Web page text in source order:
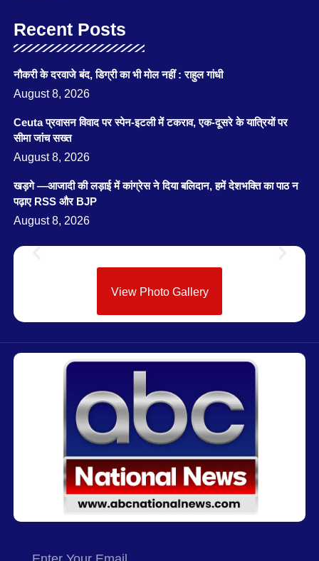
Recent Posts
नौकरी के दरवाजे बंद, डिग्री का भी मोल नहीं : राहुल गांधी
August 8, 2026
Ceuta प्रवासन विवाद पर स्पेन-इटली में टकराव, एक-दूसरे के यात्रियों पर
सीमा जांच सख्त
August 8, 2026
खड़गे —आजादी की लड़ाई में कांग्रेस ने दिया बलिदान, हमें देशभक्ति का पाठ न
पढ़ाए RSS और BJP
August 8, 2026
View Photo Gallery